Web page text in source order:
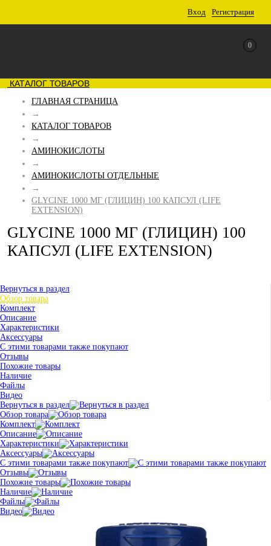
Вход Регистрация
0
КАТАЛОГ ТОВАРОВ
ГЛАВНАЯ СТРАНИЦА
→
КАТАЛОГ ТОВАРОВ
→
АМИНОКИСЛОТЫ
→
АМИНОКИСЛОТЫ ОТДЕЛЬНЫЕ
→
GLYCINE 1000 МГ (ГЛИЦИН) 100 КАПСУЛ (LIFE
EXTENSION)
GLYCINE 1000 МГ (ГЛИЦИН) 100
КАПСУЛ (LIFE EXTENSION)
Вернуться в раздел
Обзор товара
Комплект
Описание
Характеристики
Аксессуары
С этими товарами также покупают
Отзывы
Похожие товары
Наличие
Файлы
Видео
Вернуться в раздел
Обзор товара
Комплект
Описание
Характеристики
Аксессуары
С этими товарами также покупают
Отзывы
Похожие товары
Наличие
Файлы
Видео